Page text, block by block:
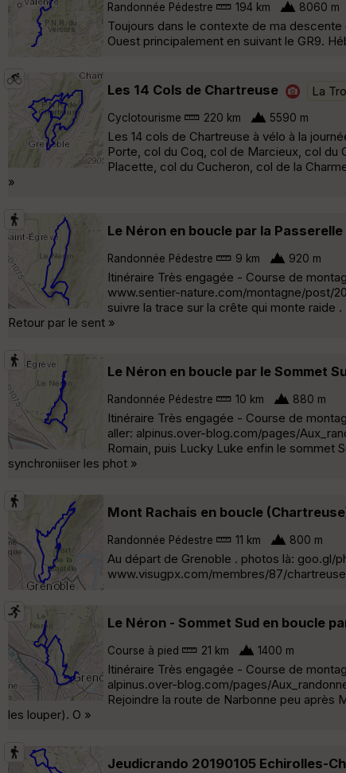
Randonnée Pédestre 194 km 8060 m
Toujours dans le contexte de ma
Ouest principalement en suivant le GR9.
Les 14 Cols de Chartreuse La
Cyclotourisme 220 km 5590 m
Les 14 cols de Chartreuse à vélo à la
Porte, col du Coq, col de Marcieux, col du
Placette, col du Cucheron, col de la
»
Le Néron en boucle par la
Randonnée Pédestre 9 km 920 m
Itinéraire Très engagée - Course de
www.sentier-nature.com/montagne/post/
suivre la trace sur la crête qui monte raide
Retour par le sent »
Le Néron en boucle par le Sommet
Randonnée Pédestre 10 km 880 m
Itinéraire Très engagée - Course de
aller: alpinus.over-blog.com/pages/
Romain, puis Lucky Luke enfin le sommet
synchroniiser les phot »
Mont Rachais en boucle
Randonnée Pédestre 11 km 800 m
Au départ de Grenoble . photos là: goo.gl/
www.visugpx.com/membres/87/
Le Néron - Sommet Sud en boucle
Course à pied 21 km 1400 m
Itinéraire Très engagée - Course de
alpinus.over-blog.com/pages/
Rejoindre la route de Narbonne peu après
les louper). O »
Jeudicrando 20190105 Echirolles-